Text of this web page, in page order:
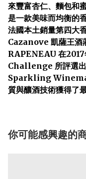
來豐富杏仁、麵包和
是一款美味而均衡的香
法國本土銷量第四大
Cazanove 凱薩王
RAPENEAU 在
Challenge 所評選出
Sparkling
質與釀酒技術獲得了
你可能感興趣的